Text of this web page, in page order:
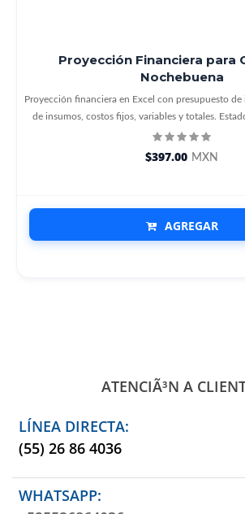
Proyección Financiera para
Nochebuena
Proyección financiera en Excel con presupuesto de
de insumos, costos fijos, variables y totales.
$397.00 MXN
AGREGAR
ATENCIÃ³N A
LÍNEA DIRECTA:
(55) 26 86 4036
WHATSAPP: